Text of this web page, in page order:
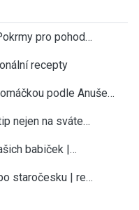
pro pohod…
recepty
podle Anuše…
nejen na sváte…
babiček |…
staročesku | re…